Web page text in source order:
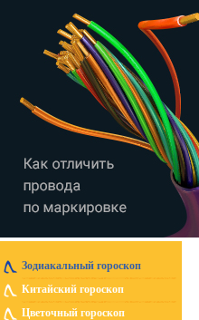
Зодиакальный гороскоп
Китайский гороскоп
Цветочный гороскоп